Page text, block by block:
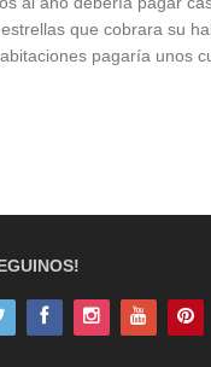
que cobrara su
pagaría unos